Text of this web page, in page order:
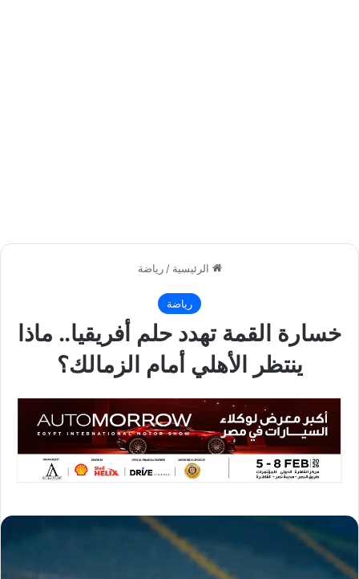
الرئيسية / رياضة
رياضة
خسارة القمة تهدد حلم أفريقيا.. ماذا
ينتظر الأهلي أمام الزمالك؟